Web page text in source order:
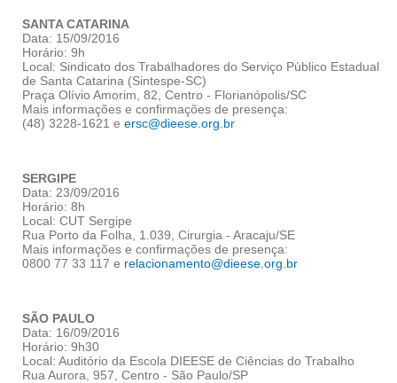
SANTA CATARINA
Data: 15/09/2016
Horário: 9h
Local: Sindicato dos Trabalhadores do Serviço Público Estadual
de Santa Catarina (Sintespe-SC)
Praça Olívio Amorim, 82, Centro - Florianópolis/SC
Mais informações e confirmações de presença:
(48) 3228-1621 e ersc@dieese.org.br
SERGIPE
Data: 23/09/2016
Horário: 8h
Local: CUT Sergipe
Rua Porto da Folha, 1.039, Cirurgia - Aracaju/SE
Mais informações e confirmações de presença:
0800 77 33 117 e relacionamento@dieese.org.br
SÃO PAULO
Data: 16/09/2016
Horário: 9h30
Local: Auditório da Escola DIEESE de Ciências do Trabalho
Rua Aurora, 957, Centro - São Paulo/SP